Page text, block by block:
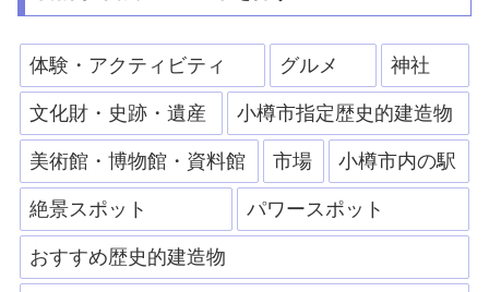
体験・アクティビティ グルメ 神社
文化財・史跡・遺産 小樽市指定歴史的建造物
美術館・博物館・資料館 市場 小樽市内の駅
絶景スポット パワースポット
おすすめ歴史的建造物